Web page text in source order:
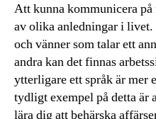
Att kunna kommunicera
av olika anledningar i livet.
och vänner som talar ett
andra kan det finnas
ytterligare ett språk är mer
tydligt exempel på detta är
lära dig att behärska